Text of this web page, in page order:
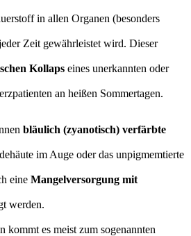
in allen Organen (besonders
Zeit gewährleistet wird. Dieser
Kollaps eines unerkannten oder
an heißen Sommertagen.
bläulich (zyanotisch) verfärbte
im Auge oder das unpigmemtierte
eine Mangelversorgung mit
werden.
kommt es meist zum sogenannten